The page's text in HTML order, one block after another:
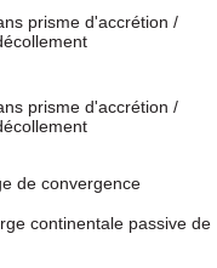
prisme d'accrétion /
prisme d'accrétion /
de convergence
continentale passive de